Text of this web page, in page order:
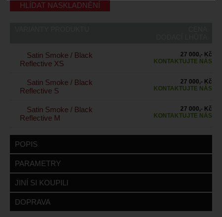
HLÍDAT NASKLADNĚNÍ
Satin Smoke / Black
Reflective XS
27 000,- Kč
KONTAKTUJTE NÁS
Satin Smoke / Black
Reflective S
27 000,- Kč
KONTAKTUJTE NÁS
Satin Smoke / Black
Reflective M
27 000,- Kč
KONTAKTUJTE NÁS
POPIS
PARAMETRY
JINÍ SI KOUPILI
DOPRAVA